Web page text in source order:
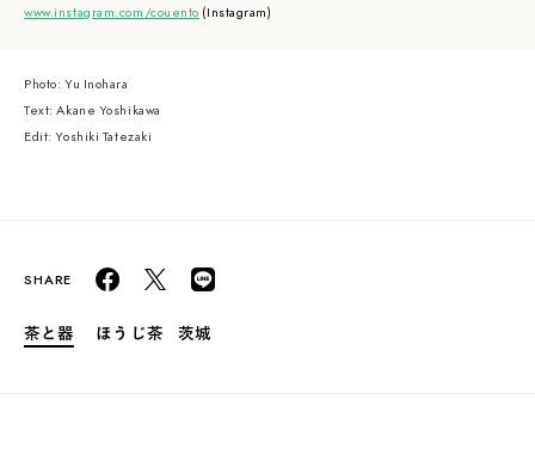
www.instagram.com/couento (Instagram)
Photo: Yu Inohara
Text: Akane Yoshikawa
Edit: Yoshiki Tatezaki
茶と器 ほうじ茶 茨城